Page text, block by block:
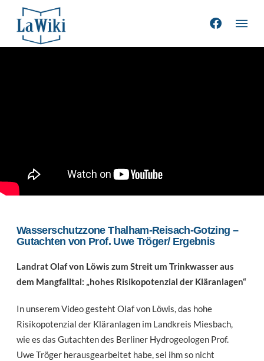
Wasserschutzzone Thalham-Reisach-Gotzing –
Gutachten von Prof. Uwe Tröger/ Ergebnis
Landrat Olaf von Löwis zum Streit um Trinkwasser aus
dem Mangfalltal: „hohes Risikopotenzial der Kläranlagen“
In unserem Video gesteht Olaf von Löwis, das hohe
Risikopotenzial der Kläranlagen im Landkreis Miesbach,
wie es das Gutachten des Berliner Hydrogeologen Prof.
Uwe Tröger herausgearbeitet habe, sei ihm so nicht